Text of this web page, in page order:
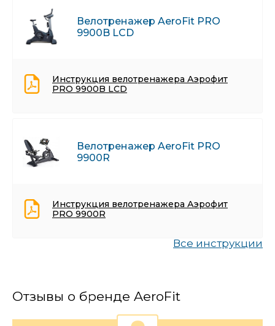
Велотренажер AeroFit PRO
9900B LCD
Инструкция велотренажера Аэрофит
PRO 9900B LCD
Велотренажер AeroFit PRO
9900R
Инструкция велотренажера Аэрофит
PRO 9900R
Все инструкции
Отзывы о бренде AeroFit